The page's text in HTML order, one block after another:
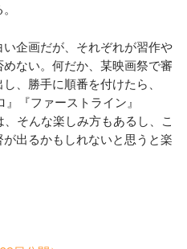
企画だが、それぞれが習作や
ない。何だか、某映画祭で審
、勝手に順番を付けたら、
』『ファーストライン』
そんな楽しみ方もあるし、こ
出るかもしれないと思うと楽